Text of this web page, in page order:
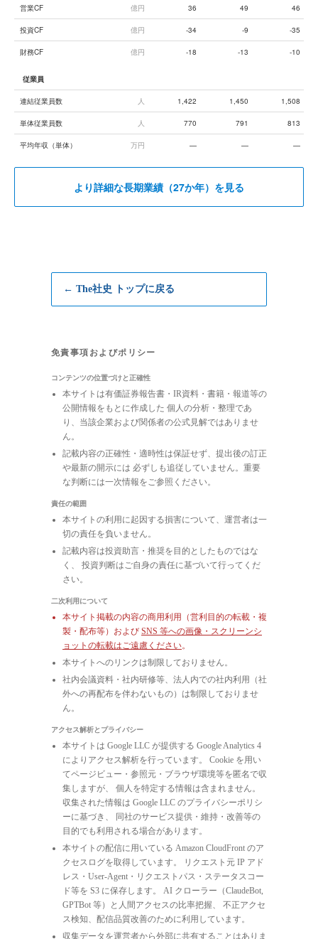
営業CF 億円 36 49 46
投資CF 億円 -34 -9 -35
財務CF 億円 -18 -13 -10
従業員
連結従業員数 人 1,422 1,450 1,508
単体従業員数 人 770 791 813
平均年収（単体） 万円 — — —
より詳細な長期業績（27か年）を見る
← The社史 トップに戻る
免責事項およびポリシー
コンテンツの位置づけと正確性
本サイトは有価証券報告書・IR資料・書籍・報道等の
公開情報をもとに作成した 個人の分析・整理であ
り、当該企業および関係者の公式見解ではありませ
ん。
記載内容の正確性・適時性は保証せず、提出後の訂正
や最新の開示には 必ずしも追従していません。重要
な判断には一次情報をご参照ください。
責任の範囲
本サイトの利用に起因する損害について、運営者は一
切の責任を負いません。
記載内容は投資助言・推奨を目的としたものではな
く、 投資判断はご自身の責任に基づいて行ってくだ
さい。
二次利用について
本サイト掲載の内容の商用利用（営利目的の転載・複
製・配布等）および SNS 等への画像・スクリーンシ
ョットの転載はご遠慮ください。
本サイトへのリンクは制限しておりません。
社内会議資料・社内研修等、法人内での社内利用（社
外への再配布を伴わないもの）は制限しておりませ
ん。
アクセス解析とプライバシー
本サイトは Google LLC が提供する Google Analytics 4
によりアクセス解析を行っています。 Cookie を用い
てページビュー・参照元・ブラウザ環境等を匿名で収
集しますが、 個人を特定する情報は含まれません。
収集された情報は Google LLC のプライバシーポリシ
ーに基づき、 同社のサービス提供・維持・改善等の
目的でも利用される場合があります。
本サイトの配信に用いている Amazon CloudFront のア
クセスログを取得しています。 リクエスト元 IP アド
レス・User-Agent・リクエストパス・ステータスコー
ド等を S3 に保存します。 AI クローラー（ClaudeBot,
GPTBot 等）と人間アクセスの比率把握、 不正アクセ
ス検知、配信品質改善のために利用しています。
収集データを運営者から外部に共有することはありま